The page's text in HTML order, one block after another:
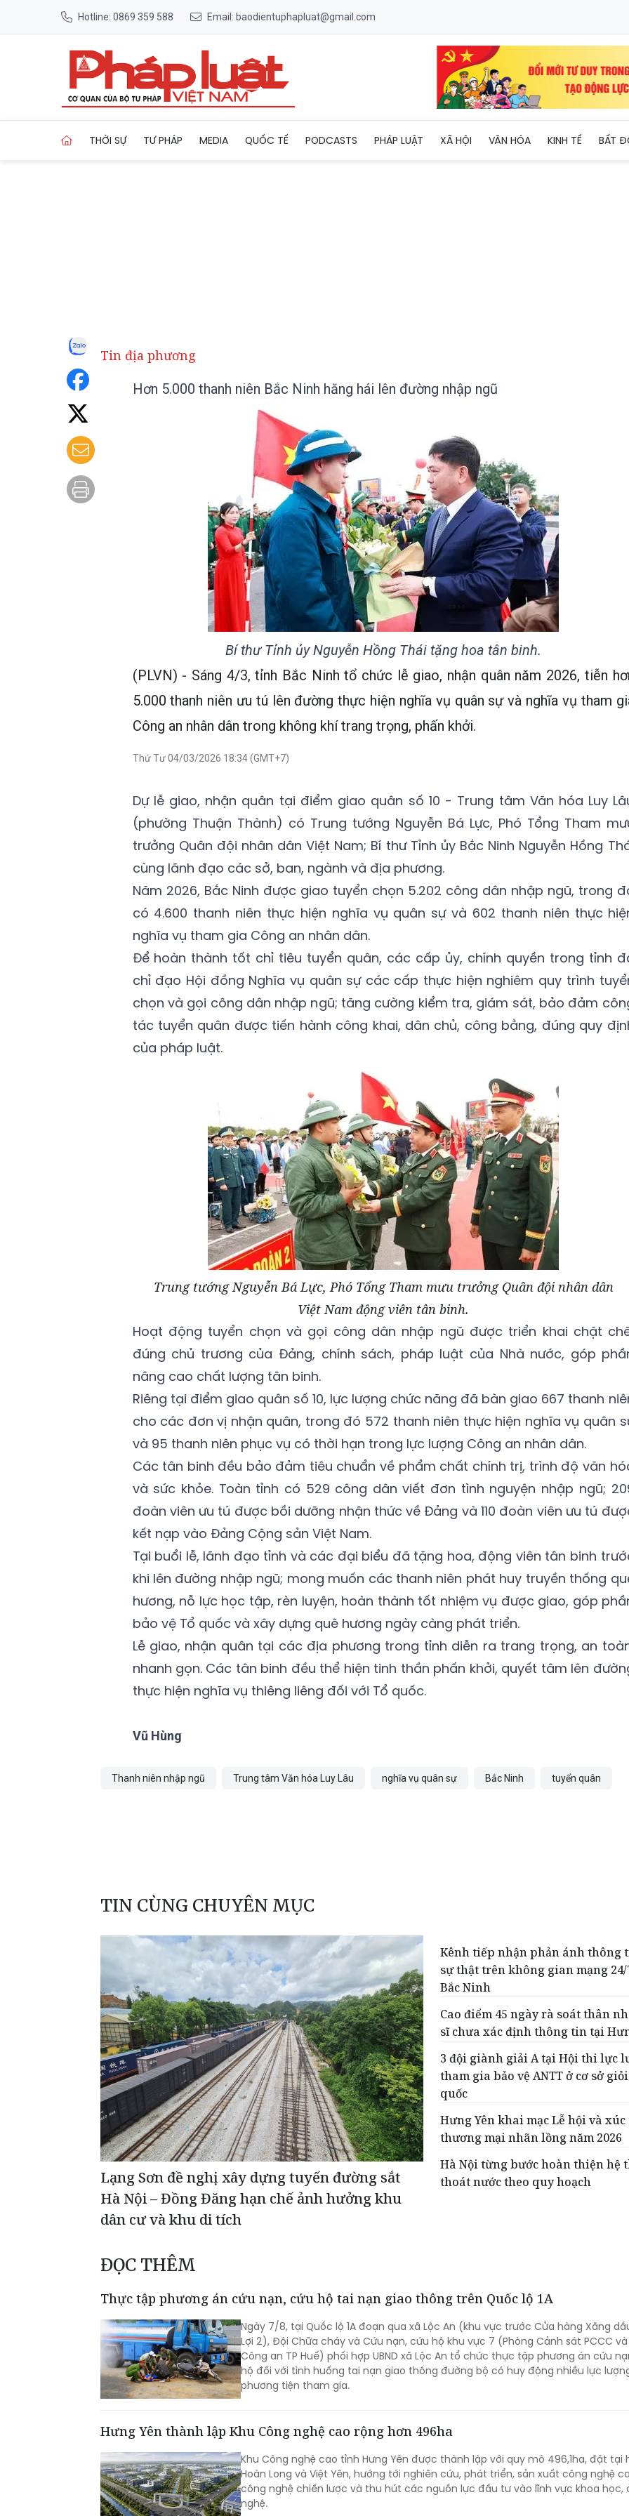
Hotline: 0869 359 588 Email: baodientuphapluat@gmail.com
THỜI SỰ TƯ PHÁP MEDIA QUỐC TẾ PODCASTS PHÁP LUẬT XÃ HỘI VĂN HÓA KINH TẾ BẤT
Tin địa phương
Hơn 5.000 thanh niên Bắc Ninh hăng hái lên đường nhập ngũ
Bí thư Tỉnh ủy Nguyễn Hồng Thái tặng hoa tân binh.
(PLVN) - Sáng 4/3, tỉnh Bắc Ninh tổ chức lễ giao, nhận quân năm 2026, tiễn
5.000 thanh niên ưu tú lên đường thực hiện nghĩa vụ quân sự và nghĩa vụ tham
Công an nhân dân trong không khí trang trọng, phấn khởi.
Thứ Tư 04/03/2026 18:34 (GMT+7)
Dự lễ giao, nhận quân tại điểm giao quân số 10 - Trung tâm Văn hóa Luy
(phường Thuận Thành) có Trung tướng Nguyễn Bá Lực, Phó Tổng Tham
trưởng Quân đội nhân dân Việt Nam; Bí thư Tỉnh ủy Bắc Ninh Nguyễn Hồng
cùng lãnh đạo các sở, ban, ngành và địa phương.
Năm 2026, Bắc Ninh được giao tuyển chọn 5.202 công dân nhập ngũ, trong
có 4.600 thanh niên thực hiện nghĩa vụ quân sự và 602 thanh niên thực
nghĩa vụ tham gia Công an nhân dân.
Để hoàn thành tốt chỉ tiêu tuyển quân, các cấp ủy, chính quyền trong tỉnh
chỉ đạo Hội đồng Nghĩa vụ quân sự các cấp thực hiện nghiêm quy trình
chọn và gọi công dân nhập ngũ; tăng cường kiểm tra, giám sát, bảo đảm
tác tuyển quân được tiến hành công khai, dân chủ, công bằng, đúng quy
của pháp luật.
Trung tướng Nguyễn Bá Lực, Phó Tổng Tham mưu trưởng Quân đội nhân dân
Việt Nam động viên tân binh.
Hoạt động tuyển chọn và gọi công dân nhập ngũ được triển khai chặt
đúng chủ trương của Đảng, chính sách, pháp luật của Nhà nước, góp
nâng cao chất lượng tân binh.
Riêng tại điểm giao quân số 10, lực lượng chức năng đã bàn giao 667 thanh
cho các đơn vị nhận quân, trong đó 572 thanh niên thực hiện nghĩa vụ quân
và 95 thanh niên phục vụ có thời hạn trong lực lượng Công an nhân dân.
Các tân binh đều bảo đảm tiêu chuẩn về phẩm chất chính trị, trình độ văn
và sức khỏe. Toàn tỉnh có 529 công dân viết đơn tình nguyện nhập ngũ;
đoàn viên ưu tú được bồi dưỡng nhận thức về Đảng và 110 đoàn viên ưu tú
kết nạp vào Đảng Cộng sản Việt Nam.
Tại buổi lễ, lãnh đạo tỉnh và các đại biểu đã tặng hoa, động viên tân binh
khi lên đường nhập ngũ; mong muốn các thanh niên phát huy truyền thống
hương, nỗ lực học tập, rèn luyện, hoàn thành tốt nhiệm vụ được giao, góp
bảo vệ Tổ quốc và xây dựng quê hương ngày càng phát triển.
Lễ giao, nhận quân tại các địa phương trong tỉnh diễn ra trang trọng, an
nhanh gọn. Các tân binh đều thể hiện tinh thần phấn khởi, quyết tâm lên
thực hiện nghĩa vụ thiêng liêng đối với Tổ quốc.
Vũ Hùng
Thanh niên nhập ngũ Trung tâm Văn hóa Luy Lâu nghĩa vụ quân sự Bắc Ninh tuyển quân
TIN CÙNG CHUYÊN MỤC
Lạng Sơn đề nghị xây dựng tuyến đường sắt
Hà Nội – Đồng Đăng hạn chế ảnh hưởng khu
dân cư và khu di tích
Kênh tiếp nhận phản ánh thông
sự thật trên không gian mạng
Bắc Ninh
Cao điểm 45 ngày rà soát thân
sĩ chưa xác định thông tin tại
3 đội giành giải A tại Hội thi lực
tham gia bảo vệ ANTT ở cơ sở
quốc
Hưng Yên khai mạc Lễ hội và
thương mại nhãn lồng năm 2026
Hà Nội từng bước hoàn thiện hệ
thoát nước theo quy hoạch
ĐỌC THÊM
Thực tập phương án cứu nạn, cứu hộ tai nạn giao thông trên Quốc lộ 1A
Ngày 7/8, tại Quốc lộ 1A đoạn qua xã Lộc An (khu vực trước Cửa hàng Xăng
Lợi 2), Đội Chữa cháy và Cứu nạn, cứu hộ khu vực 7 (Phòng Cảnh sát PCCC và
Công an TP Huế) phối hợp UBND xã Lộc An tổ chức thực tập phương án cứu
hộ đối với tình huống tai nạn giao thông đường bộ có huy động nhiều lực
phương tiện tham gia.
Hưng Yên thành lập Khu Công nghệ cao rộng hơn 496ha
Khu Công nghệ cao tỉnh Hưng Yên được thành lập với quy mô 496,1ha, đặt tại
Hoàn Long và Việt Yên, hướng tới nghiên cứu, phát triển, sản xuất công nghệ
công nghệ chiến lược và thu hút các nguồn lực đầu tư vào lĩnh vực khoa học,
nghệ.